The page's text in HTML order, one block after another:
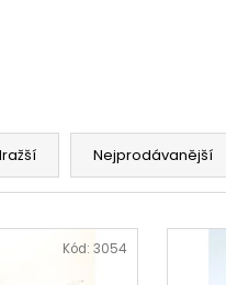
Nejprodávanější
Kód: 3054